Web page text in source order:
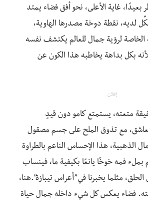
بعيدًا، غاية الأعلى، نحو أفق فضاء يمتد
لديه، نقطة دوخة مصدرها الهاوية،
لرؤية جمال للعالم يكتشف نفسه
بكل بداهة يخاطبه هذا الكون عن
إعلان
متعته، يستمتع كامو دون قيدٍ
مع تذوق الملح على جسم مصقول
الذهبية، هذا الإحساس الناعم بالطراوة
بملء فمه خوخًا يانعًا بكيفية ما، فينساب
مثلما يخبرنا في”أعراس تيبازة”.هنا،
فضاء يعكس كل شيء داخله جمال حياة